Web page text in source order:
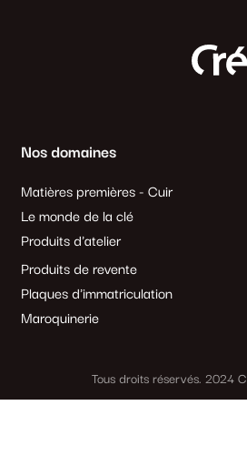
Nos domaines
Matières premières - Cuir
Le monde de la clé
Produits d'atelier
Produits de revente
Plaques d'immatriculation
Maroquinerie
Tous droits réservés. 2024